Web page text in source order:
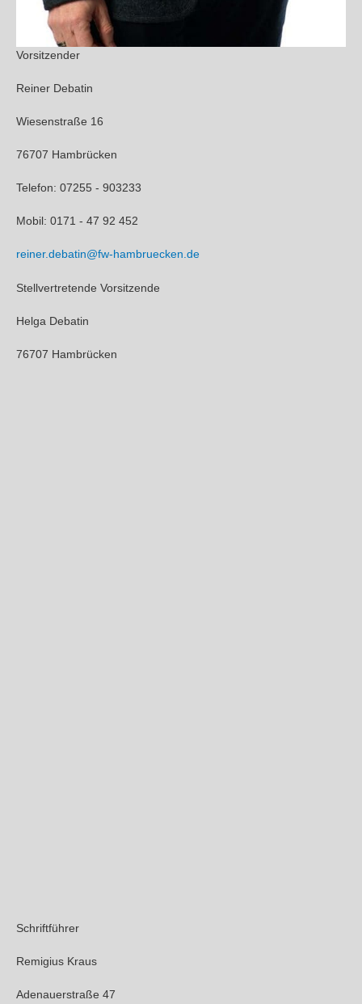
Vorsitzender
Reiner Debatin
Wiesenstraße 16
76707 Hambrücken
Telefon: 07255 - 903233
Mobil: 0171 - 47 92 452
reiner.debatin@fw-hambruecken.de
Stellvertretende Vorsitzende
Helga Debatin
76707 Hambrücken
Schriftführer
Remigius Kraus
Adenauerstraße 47